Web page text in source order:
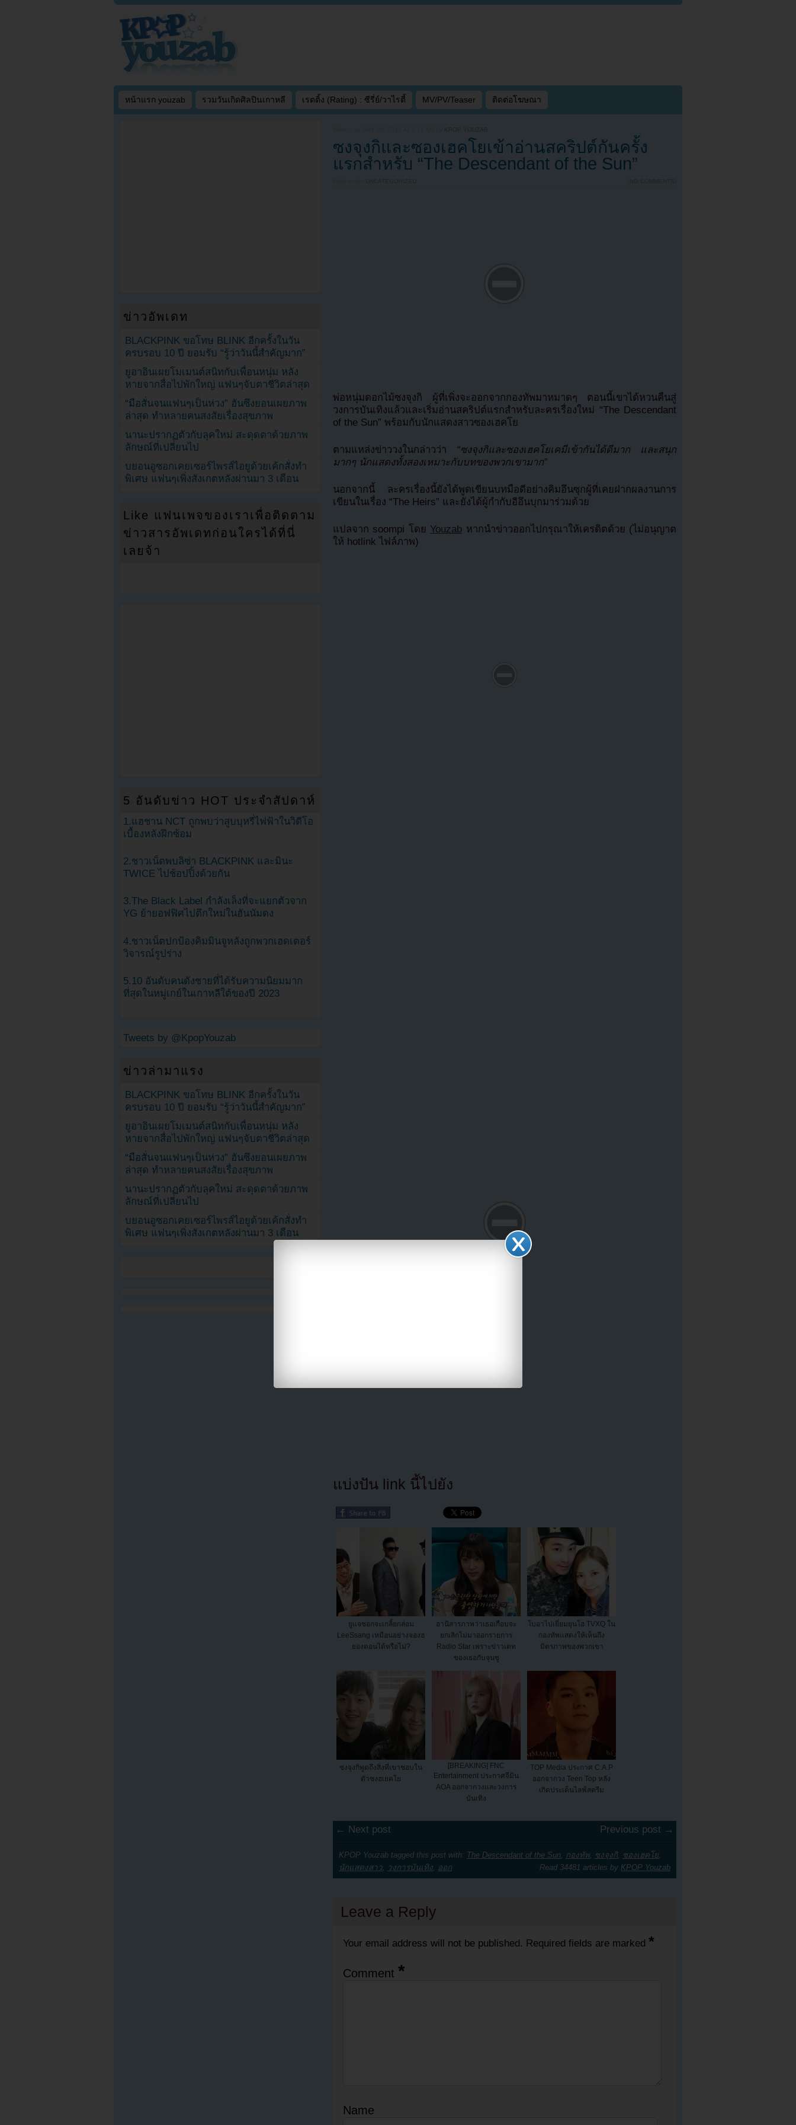
หน้าแรก youzab รวมวันเกิดศิลปินเกาหลี เรตติ้ง (Rating) : ซีรี่ย์/วาไรตี้ MV/PV/Teaser ติดต่อโฆษณา
KPOP YOUZAB
ซงจุงกิและซองเฮคโยเข้าอ่านสคริปต์กันครั้ง
แรกสำหรับ “The Descendant of the Sun”
UNCATEGORIZED NO COMMENTS
พ่อหนุ่มดอกไม้ซงจุงกิ ผู้ที่เพิ่งจะออกจากกองทัพมาหมาดๆ ตอนนี้เขาได้หวนคืนสู่
วงการบันเทิงแล้วและเริ่มอ่านสคริปต์แรกสำหรับละครเรื่องใหม่ “The Descendant
of the Sun” พร้อมกับนักแสดงสาวซองเฮคโย
ตามแหล่งข่าววงในกล่าวว่า “ซงจุงกิและซองเฮคโยเคมีเข้ากันได้ดีมาก และสนุก
มากๆ นักแสดงทั้งสองเหมาะกับบทของพวกเขามาก”
นอกจากนี้ ละครเรื่องนี้ยังได้พูดเขียนบทมือดีอย่างคิมอึนซุกผู้ที่เคยฝากผลงานการ
เขียนในเรื่อง “The Heirs” และยังได้ผู้กำกับอีอึนบุกมาร่วมด้วย
แปลจาก soompi โดย Youzab หากนำข่าวออกไปกรุณาให้เครดิตด้วย (ไม่อนุญาต
ให้ hotlink ไฟล์ภาพ)
แบ่งปัน link นี้ไปยัง
ยูแจซอกจะเกลี้ยกล่อม
LeeSsang เหมือนอย่างจองฮ
ยองดอนได้หรือไม่?
ฮานิสารภาพว่าเธอเกือบจะ
ยกเลิกไม่มาออกรายการ
Radio Star เพราะข่าวเดท
ของเธอกับจุนซู
โบอาไปเยี่ยมยุนโฮ TVXQ ใน
กองทัพแสดงให้เห็นถึง
มิตรภาพของพวกเขา
ซงจุงกิพูดถึงสิ่งที่เขาชอบใน
ตัวซงฮเยคโย
[BREAKING] FNC
Entertainment ประกาศจีมิน
AOA ออกจากวงและวงการ
บันเทิง
TOP Media ประกาศ C.A.P
ออกจากวง Teen Top หลัง
เกิดประเด็นไลฟ์สตรีม
← Next post Previous post →
KPOP Youzab tagged this post with: The Descendant of the Sun กองทัพ, ซงจุงกิ, ซองเฮคโย
นักแสดงสาว
วงการบันเทิง ออก Read 34481 articles by KPOP Youzab
Leave a Reply
Your email address will not be published. Required fields are marked *
Comment *
Name
ข่าวอัพเดท
BLACKPINK ขอโทษ BLINK อีกครั้งในวัน
ครบรอบ 10 ปี ยอมรับ “รู้ว่าวันนี้สำคัญมาก”
ยูอาอินเผยโมเมนต์สนิทกับเพื่อนหนุ่ม หลัง
หายจากสื่อไปพักใหญ่ แฟนๆจับตาชีวิตล่าสุด
“มือสั่นจนแฟนๆเป็นห่วง” ฮันซึงยอนเผยภาพ
ล่าสุด ทำหลายคนสงสัยเรื่องสุขภาพ
นานะปรากฏตัวกับลุคใหม่ สะดุดตาด้วยภาพ
ลักษณ์ที่เปลี่ยนไป
บยอนอูซอกเคยเซอร์ไพรส์ไอยูด้วยเค้กสั่งทำ
พิเศษ แฟนๆเพิ่งสังเกตหลังผ่านมา 3 เดือน
Like แฟนเพจของเราเพื่อติดตาม
ข่าวสารอัพเดทก่อนใครได้ที่นี่
เลยจ้า
5 อันดับข่าว HOT ประจำสัปดาห์
1.แฮชาน NCT ถูกพบว่าสูบบุหรี่ไฟฟ้าในวิดีโอ
เบื้องหลังฝึกซ้อม
2.ชาวเน็ตพบลิซ่า BLACKPINK และมินะ
TWICE ไปช้อปปิ้งด้วยกัน
3.The Black Label กำลังเล็งที่จะแยกตัวจาก
YG ย้ายอฟฟิศไปตึกใหม่ในฮันนัมดง
4.ชาวเน็ตปกป้องคิมมินจูหลังถูกพวกเฮดเตอร์
วิจารณ์รูปร่าง
5.10 อันดับคนดังชายที่ได้รับความนิยมมาก
ที่สุดในหมู่เกย์ในเกาหลีใต้ของปี 2023
Tweets by @KpopYouzab
ข่าวล่ามาแรง
BLACKPINK ขอโทษ BLINK อีกครั้งในวัน
ครบรอบ 10 ปี ยอมรับ “รู้ว่าวันนี้สำคัญมาก”
ยูอาอินเผยโมเมนต์สนิทกับเพื่อนหนุ่ม หลัง
หายจากสื่อไปพักใหญ่ แฟนๆจับตาชีวิตล่าสุด
“มือสั่นจนแฟนๆเป็นห่วง” ฮันซึงยอนเผยภาพ
ล่าสุด ทำหลายคนสงสัยเรื่องสุขภาพ
นานะปรากฏตัวกับลุคใหม่ สะดุดตาด้วยภาพ
ลักษณ์ที่เปลี่ยนไป
บยอนอูซอกเคยเซอร์ไพรส์ไอยูด้วยเค้กสั่งทำ
พิเศษ แฟนๆเพิ่งสังเกตหลังผ่านมา 3 เดือน